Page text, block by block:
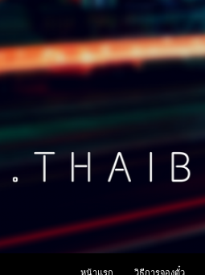
หน้าแรก
วิธีการจองตั๋ว